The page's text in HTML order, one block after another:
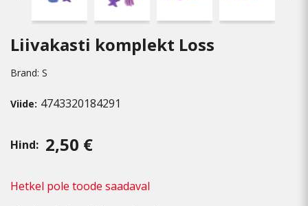
Liivakasti komplekt Loss
Brand: S
Viide: 4743320184291
Hind: 2,50 €
Hetkel pole toode saadaval